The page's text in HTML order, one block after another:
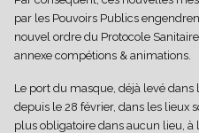
par les Pouvoirs Publics
nouvel ordre du Protocole
annexe compétions & animations.
Le port du masque, déjà levé dans
depuis le 28 février, dans les lieux
plus obligatoire dans aucun lieu, à